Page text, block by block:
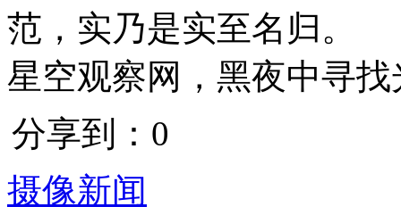
范，实乃是实至名归。
星空观察网，黑夜中寻找
分享到： 0
摄像新闻